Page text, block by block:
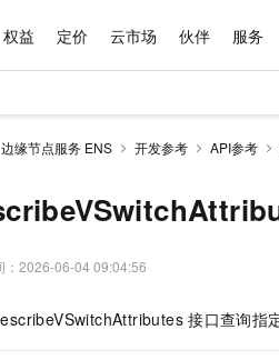
权益 定价 云市场 伙伴 服务
边缘节点服务 ENS 开发参考 API参考
2026-06-04 09:04:56
接口查询指
台
能、安全可靠的大模型服务
接入的云上超级电脑
提供智能
人工智
一站式AI
案
，打造自进化智能体
久记忆，越用越聪明
5 分钟
奖励，单订单最高返9万
普惠，学生认证享300元代金券
AI 特惠
至高享 1
Token
Qwen3.8-
定价详情
管理
本
价格计
自助选配
价格优
数据与
手机三要
OCR 文
伴
合作计划
作计划
成为产
产品生态
企业增
专家技术
企业成
阿里云 最佳实
云上奥运
看见新力